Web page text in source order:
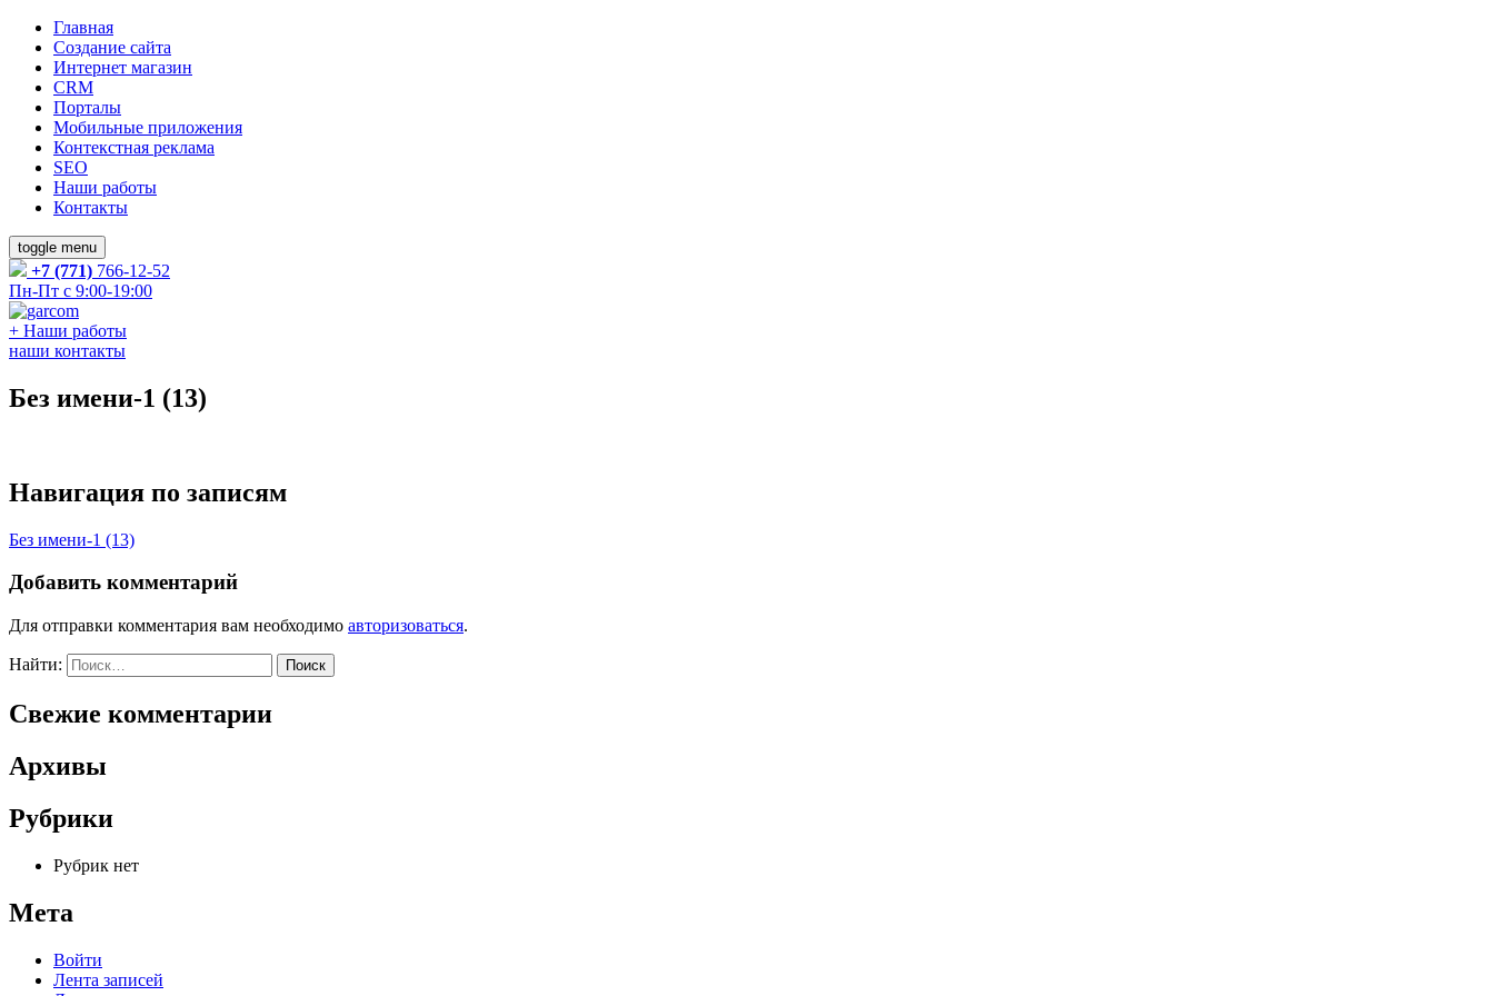
Главная
Создание сайта
Интернет магазин
CRM
Порталы
Мобильные приложения
Контекстная реклама
SEO
Наши работы
Контакты
toggle menu
+7 (771) 766-12-52
Пн-Пт с 9:00-19:00
+ Наши работы
наши контакты
Без имени-1 (13)
Навигация по записям
Без имени-1 (13)
Добавить комментарий
Для отправки комментария вам необходимо авторизоваться.
Найти:
Свежие комментарии
Архивы
Рубрики
Рубрик нет
Мета
Войти
Лента записей